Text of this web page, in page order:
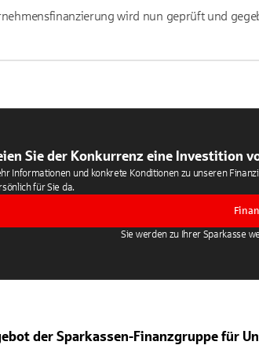
wird nun geprüft und
Sie der Konkurrenz eine Investition
Informationen und konkrete Konditionen zu unseren
für Sie da.
Sie werden zu Ihrer Sparkasse
der Sparkassen-Finanzgruppe für